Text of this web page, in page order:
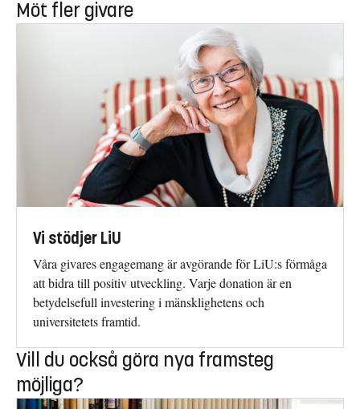
Möt fler givare
Vi stödjer LiU
Våra givares engagemang är avgörande för LiU:s förmåga
att bidra till positiv utveckling. Varje donation är en
betydelsefull investering i mänsklighetens och
universitetets framtid.
Vill du också göra nya framsteg
möjliga?